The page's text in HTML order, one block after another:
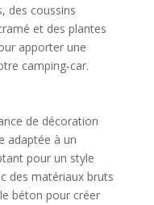
des coussins
et des plantes
apporter une
camping-car.
de décoration
adaptée à un
pour un style
des matériaux bruts
béton pour créer